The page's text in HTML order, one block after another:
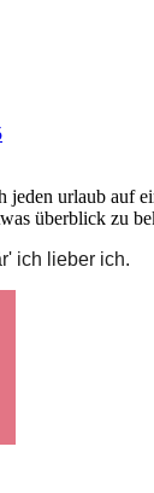
jeden urlaub auf
überblick zu
ich lieber ich.